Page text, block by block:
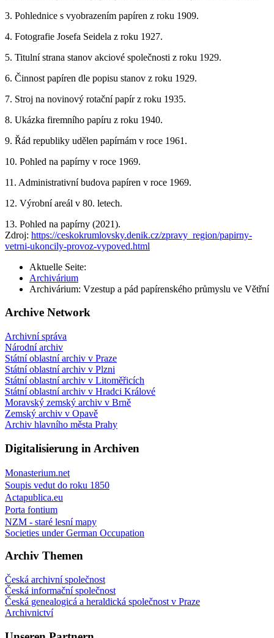
3. Pohlednice s vyobrazením papíren z roku 1909.
4. Fotografie Josefa Seidela z roku 1927.
5. Titulní strana stanov akciové společnosti z roku 1929.
6. Činnost papíren dle popisu stanov z roku 1929.
7. Stroj na novinový rotační papír z roku 1935.
8. Ukázka firemního papíru z roku 1940.
9. Řád republiky udělen papírnám v roce 1961.
10. Pohled na papírny v roce 1969.
11. Administrativní budova papíren v roce 1969.
12. Výrobní areál v 80. letech.
13. Pohled na papírny (2021).
Zdroj: https://ceskokrumlovsky.denik.cz/zpravy_region/papirny-
vetrni-ukoncily-provoz-vypoved.html
Aktuelle Seite:
Archivárium
Archivárium: Vzestup a pád papírenského průmyslu ve Větřní
Archive Network
Archivní správa
Národní archiv
Státní oblastní archiv v Praze
Státní oblastní archiv v Plzni
Státní oblastní archiv v Litoměřicích
Státní oblastní archiv v Hradci Králové
Moravský zemský archiv v Brně
Zemský archiv v Opavě
Archiv hlavního města Prahy
Digitalisierung in Archiven
Monasterium.net
Soupis vedut do roku 1850
Actapublica.eu
Porta fontium
NZM - staré lesní mapy
Societies under German Occupation
Archiv Themen
Česká archivní společnost
Česká informační společnost
Česká genealogicá a heraldická společnost v Praze
Archivnictví